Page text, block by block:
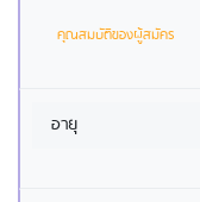
คุณสมบัติของผู้สมัคร
อายุ